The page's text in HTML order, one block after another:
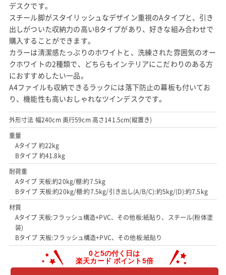
デスクです。
スチール脚がスタイリッシュなデザイン重視のAタイプと、引き
出しがついた収納力の高いBタイプがあり、好きな組み合わせで
購入することができます。
カラーは清潔感たっぷりのホワイトと、洗練された雰囲気のオー
クホワイトの2種類で、どちらもインテリアにこだわりのある方
におすすめしたい一品。
A4ファイルも収納できるラックには落下防止の幕板も付いてお
り、機能性も高いおしゃれなツインデスクです。
外形寸法 幅240cm 奥行59cm 高さ141.5cm(縦置き)
重量
Aタイプ 約22kg
Bタイプ 約41.8kg
耐荷重
Aタイプ 天板:約20kg/棚:約7.5kg
Bタイプ 天板:約20kg/棚:約7.5kg/引き出し(A/B/C):約5kg/(D):約7.5kg
材質
Aタイプ 天板:フラッシュ構造+PVC、その他板:紙貼り、スチール(粉体塗
装)
Bタイプ 天板:フラッシュ構造+PVC、その他板:紙貼り